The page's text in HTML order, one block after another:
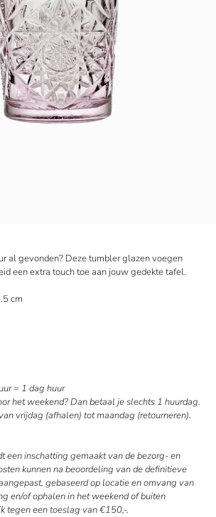
al gevonden? Deze tumbler glazen voegen
een extra touch toe aan jouw gedekte tafel.
cm
= 1 dag huur
het weekend? Dan betaal je slechts 1 huurdag.
vrijdag (afhalen) tot maandag (retourneren).
een inschatting gemaakt van de bezorg- en
kunnen na beoordeling van de definitieve
gebaseerd op locatie en omvang van
en/of ophalen in het weekend of buiten
tegen een toeslag van €150,-.